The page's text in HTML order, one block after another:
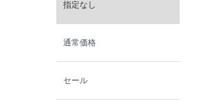
指定なし
通常価格
セール